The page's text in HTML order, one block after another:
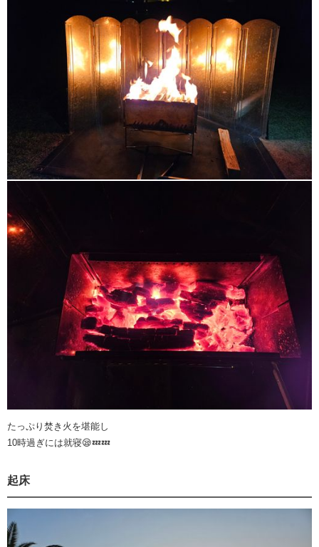
たっぷり焚き火を堪能し
10時過ぎには就寝😪💤💤
起床